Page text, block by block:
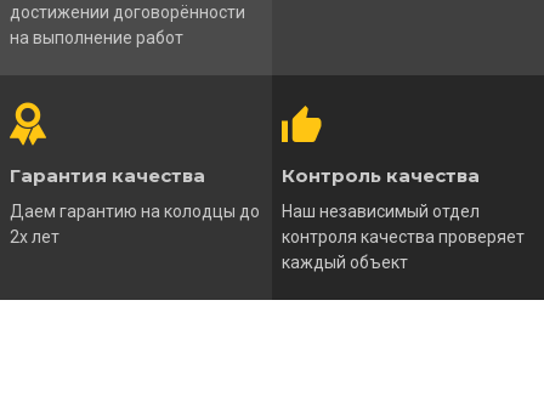
достижении договорённости
на выполнение работ
Гарантия качества
Даем гарантию на колодцы до
2х лет
Контроль качества
Наш независимый отдел
контроля качества проверяет
каждый объект